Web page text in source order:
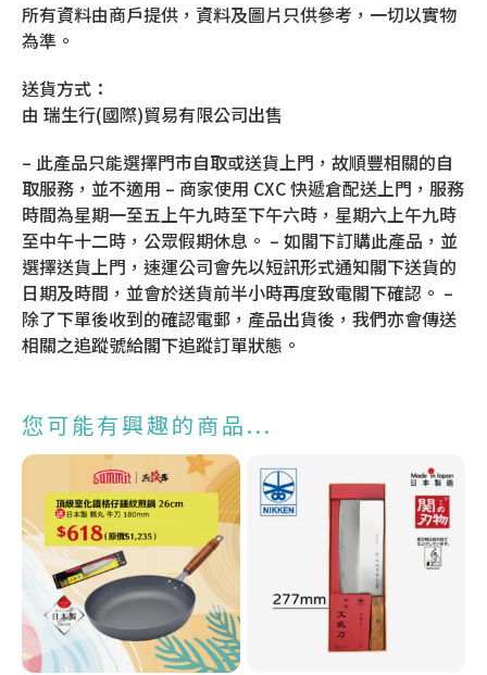
所有資料由商戶提供，資料及圖片只供參考，一切以實物
為準。
送貨方式：
由 瑞生行(國際)貿易有限公司出售
– 此產品只能選擇門市自取或送貨上門，故順豐相關的自
取服務，並不適用 – 商家使用 CXC 快遞倉配送上門，服務
時間為星期一至五上午九時至下午六時，星期六上午九時
至中午十二時，公眾假期休息。 – 如閣下訂購此產品，並
選擇送貨上門，速運公司會先以短訊形式通知閣下送貨的
日期及時間，並會於送貨前半小時再度致電閣下確認。 –
除了下單後收到的確認電郵，產品出貨後，我們亦會傳送
相關之追蹤號給閣下追蹤訂單狀態。
您可能有興趣的商品...